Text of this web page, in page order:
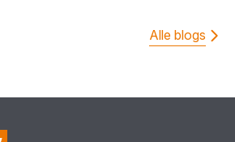
Alle blogs